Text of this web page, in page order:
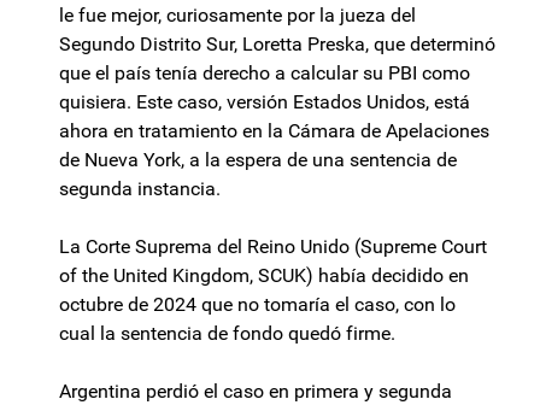
le fue mejor, curiosamente por la jueza del
Segundo Distrito Sur, Loretta Preska, que determinó
que el país tenía derecho a calcular su PBI como
quisiera. Este caso, versión Estados Unidos, está
ahora en tratamiento en la Cámara de Apelaciones
de Nueva York, a la espera de una sentencia de
segunda instancia.
La Corte Suprema del Reino Unido (Supreme Court
of the United Kingdom, SCUK) había decidido en
octubre de 2024 que no tomaría el caso, con lo
cual la sentencia de fondo quedó firme.
Argentina perdió el caso en primera y segunda